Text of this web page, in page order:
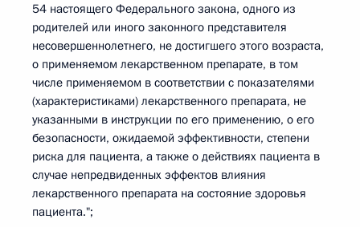
54 настоящего Федерального закона, одного из
родителей или иного законного представителя
несовершеннолетнего, не достигшего этого возраста,
о применяемом лекарственном препарате, в том
числе применяемом в соответствии с показателями
(характеристиками) лекарственного препарата, не
указанными в инструкции по его применению, о его
безопасности, ожидаемой эффективности, степени
риска для пациента, а также о действиях пациента в
случае непредвиденных эффектов влияния
лекарственного препарата на состояние здоровья
пациента.";